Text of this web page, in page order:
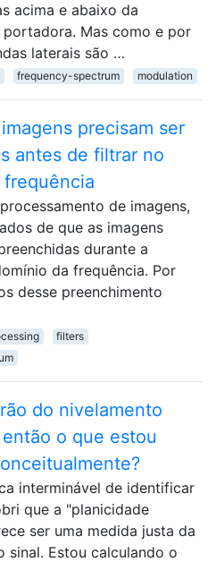
acima e abaixo da
Mas como e por
laterais são …
frequency-spectrum modulation
precisam ser
antes de filtrar no
de imagens,
de que as imagens
durante a
da frequência. Por
desse preenchimento
filters
do nivelamento
o que estou
interminável de identificar
que a "planicidade
ser uma medida justa da
sinal. Estou calculando o